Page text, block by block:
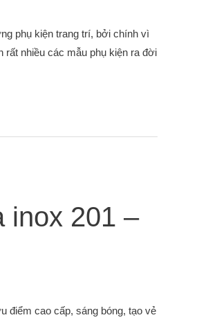
phụ kiện trang trí, bởi chính vì
rất nhiều các mẫu phụ kiện ra đời
inox 201 –
điểm cao cấp, sáng bóng, tạo vẻ